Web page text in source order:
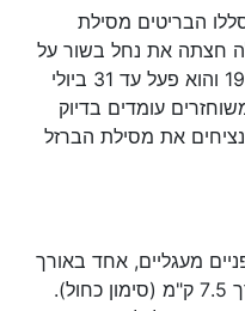
הבריטים מסילת
חצתה את נחל בשור על
גשר עץ. הקו נחנך ב-8 במאי 1918 והוא פעל עד 31 ביולי
עומדים בדיוק
את מסילת הברזל
מעגליים, אחד באורך
2.2 ק"מ (סימון ירוק) ואחד באורך 7.5 ק"מ (סימון כחול).